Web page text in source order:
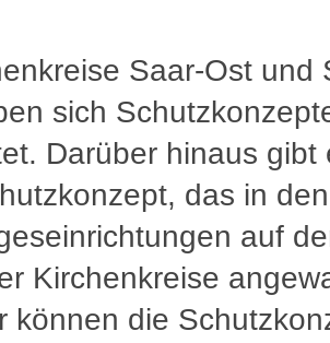
Saar-Ost und
sich
Darüber hinaus gibt
das in den
auf
Kirchenkreise
können die